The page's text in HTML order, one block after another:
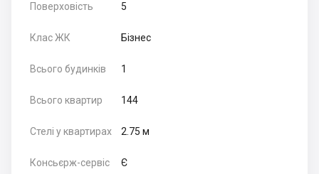
Поверховість 5
Клас ЖК Бізнес
Всього будинків 1
Всього квартир 144
Стелі у квартирах 2.75 м
Консьєрж-сервіс Є